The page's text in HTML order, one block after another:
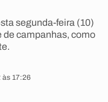
segunda-feira (10)
de campanhas, como
às 17:26